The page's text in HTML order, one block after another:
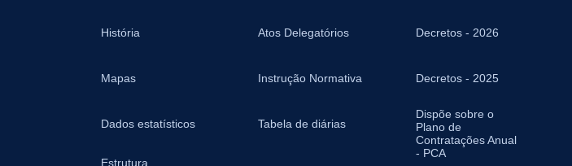
História
Mapas
Dados estatísticos
Estrutura
Atos Delegatórios
Instrução Normativa
Tabela de diárias
Decretos - 2026
Decretos - 2025
Dispõe sobre o
Plano de
Contratações Anual
- PCA